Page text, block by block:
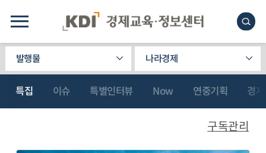
발행물 나라경제
특집 이슈 특별인터뷰 Now 연중기획 경
구독관리